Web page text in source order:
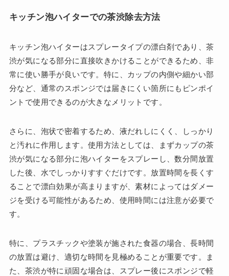
キッチン泡ハイターでの茶渋除去方法
キッチン泡ハイターはスプレータイプの漂白剤であり、茶
渋が気になる部分に直接吹きかけることができるため、非
常に使い勝手が良いです。特に、カップの内側や細かい部
分など、通常のスポンジでは届きにくい箇所にもピンポイ
ントで使用できるのが大きなメリットです。
さらに、泡状で密着するため、液だれしにくく、しっかり
と汚れに作用します。使用方法としては、まずカップの茶
渋が気になる部分に泡ハイターをスプレーし、数分間放置
した後、水でしっかりすすぐだけです。放置時間を長くす
ることで漂白効果が高まりますが、素材によってはダメー
ジを受ける可能性があるため、使用時間には注意が必要で
す。
特に、プラスチックや塗装が施された食器の場合、長時間
の放置は避け、適切な時間を見極めることが重要です。ま
た、茶渋が特に頑固な場合は、スプレー後にスポンジで軽